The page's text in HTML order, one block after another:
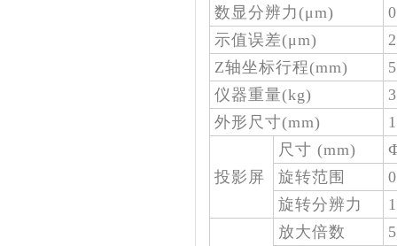
数显分辨力(μm)
示值误差(μm)
Z轴坐标行程(mm)
仪器重量(kg)
外形尺寸(mm)
投影屏
尺寸 (mm)
旋转范围
旋转分辨力
放大倍数